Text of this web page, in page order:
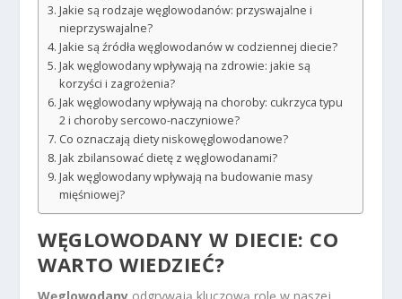
Jakie są rodzaje węglowodanów: przyswajalne i
nieprzyswajalne?
Jakie są źródła węglowodanów w codziennej diecie?
Jak węglowodany wpływają na zdrowie: jakie są
korzyści i zagrożenia?
Jak węglowodany wpływają na choroby: cukrzyca typu
2 i choroby sercowo-naczyniowe?
Co oznaczają diety niskowęglowodanowe?
Jak zbilansować dietę z węglowodanami?
Jak węglowodany wpływają na budowanie masy
mięśniowej?
WĘGLOWODANY W DIECIE: CO
WARTO WIEDZIEĆ?
Węglowodany odgrywają kluczową rolę w naszej